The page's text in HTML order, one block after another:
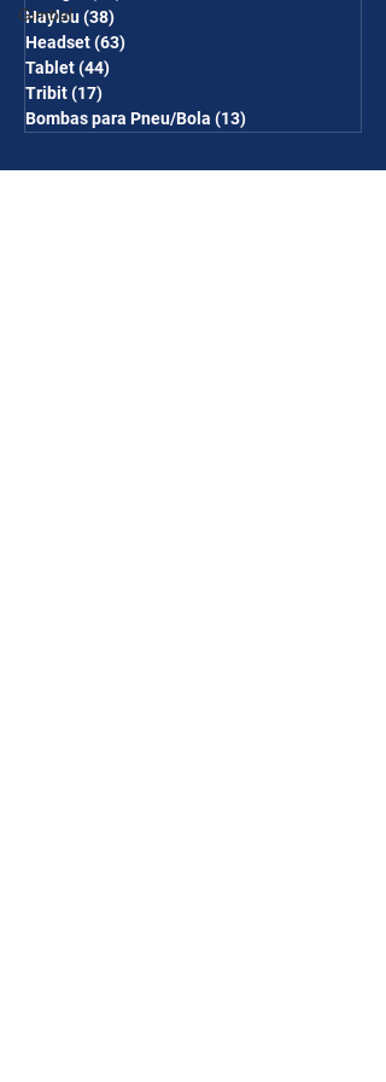
Gimbal
Haylou(38)
Headset(63)
Tablet(44)
Tribit(17)
Bombas para Pneu/Bola (13)